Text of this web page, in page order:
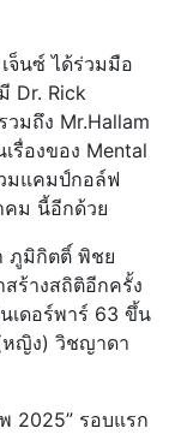
จ็นซ์ ได้ร่วมมือ
Dr. Rick
มถึง Mr.Hallam
รื่องของ Mental
มแคมป์กอล์ฟ
คม นี้อีกด้วย
ภูมิกิตติ์ พิชย
ร้างสถิติอีกครั้ง
เดอร์พาร์ 63 ขึ้น
หญิง) วิชญาดา
2025” รอบแรก